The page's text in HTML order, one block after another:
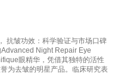
抗皱功效：科学验证与市场口碑
Night Repair Eye
眼精华，凭借其独特的活性
为去皱的明星产品。临床研究表